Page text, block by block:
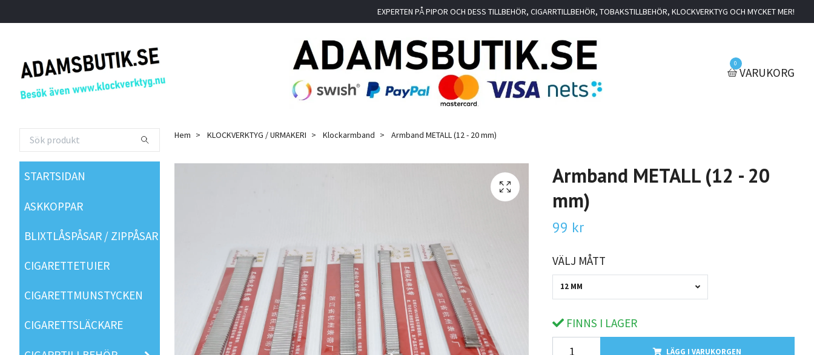
EXPERTEN PÅ PIPOR OCH DESS TILLBEHÖR, CIGARRTILLBEHÖR, TOBAKSTILLBEHÖR, KLOCKVERKTYG OCH MYCKET MER!
0
VARUKORG
STARTSIDAN
ASKKOPPAR
BLIXTLÅSPÅSAR / ZIPPÅSAR
CIGARETTETUIER
CIGARETTMUNSTYCKEN
CIGARETTSLÄCKARE
Hem KLOCKVERKTYG / URMAKERI Klockarmband Armband METALL (12 - 20 mm)
Armband METALL (12 - 20
mm)
99 kr
VÄLJ MÅTT
12 MM
FINNS I LAGER
LÄGG I VARUKORGEN